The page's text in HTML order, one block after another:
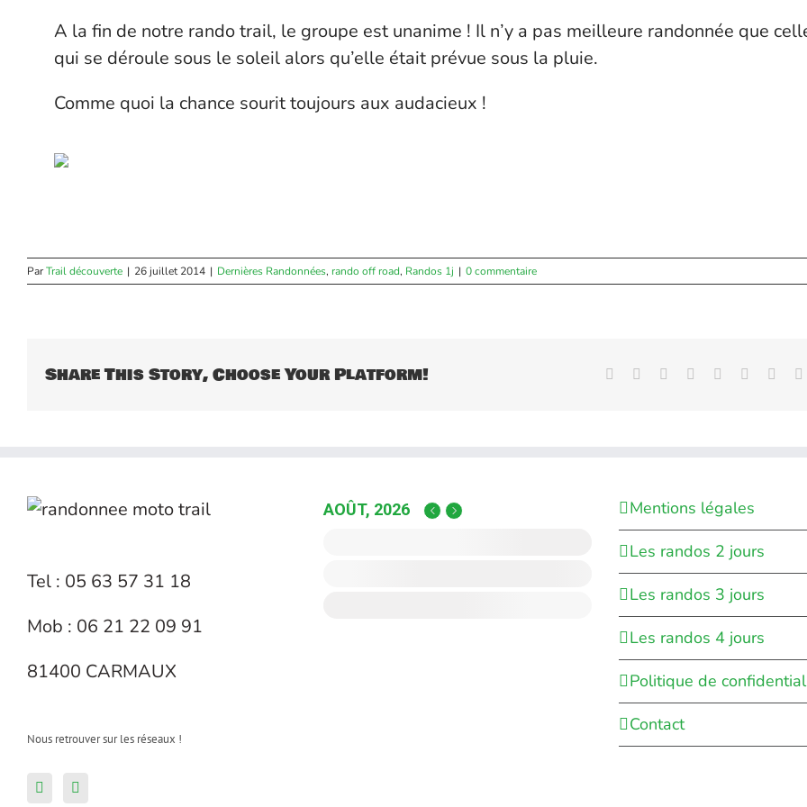
A la fin de notre rando trail, le groupe est unanime ! Il n’y a pas meilleure randonnée que
qui se déroule sous le soleil alors qu’elle était prévue sous la pluie.
Comme quoi la chance sourit toujours aux audacieux !
ParTrail découverte | 26 juillet 2014 | Dernières Randonnées, rando off road, Randos 1j | 0 commentaire
Share This Story, Choose Your Platform! Facebook Reddit LinkedInWhatsApp
Tumblr
Tel : 05 63 57 31 18
Mob : 06 21 22 09 91
81400 CARMAUX
Nous retrouver sur les réseaux !
AOÛT, 2026
Mentions légales
Les randos 2 jours
Les randos 3 jours
Les randos 4 jours
Politique de
Contact